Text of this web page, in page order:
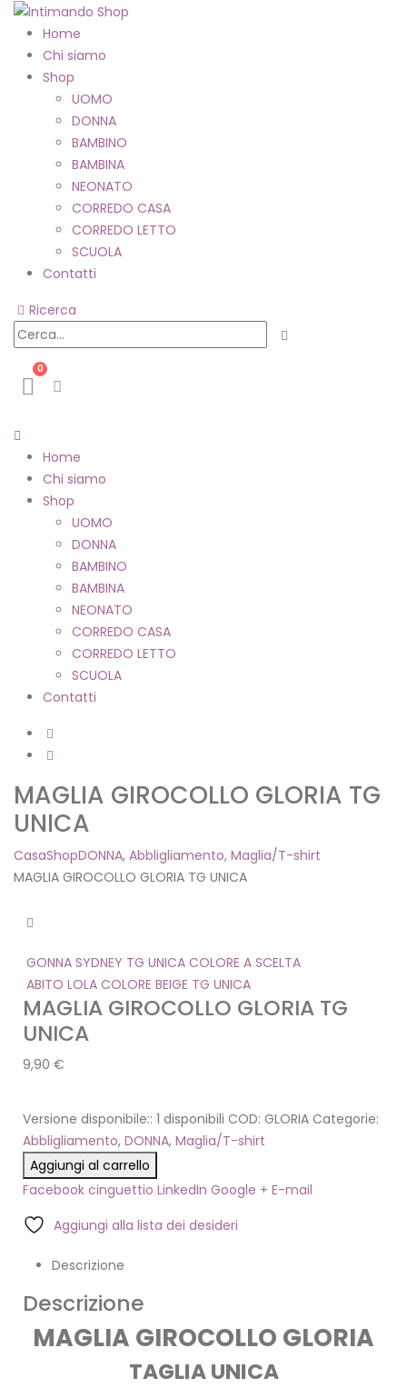
Home
Chi siamo
Shop
UOMO
DONNA
BAMBINO
BAMBINA
NEONATO
CORREDO CASA
CORREDO LETTO
SCUOLA
Contatti
Ricerca
0
Home
Chi siamo
Shop
UOMO
DONNA
BAMBINO
BAMBINA
NEONATO
CORREDO CASA
CORREDO LETTO
SCUOLA
Contatti
MAGLIA GIROCOLLO GLORIA TG
UNICA
CasaShopDONNA, Abbligliamento, Maglia/T-shirt
MAGLIA GIROCOLLO GLORIA TG UNICA
GONNA SYDNEY TG UNICA COLORE A SCELTA
ABITO LOLA COLORE BEIGE TG UNICA
MAGLIA GIROCOLLO GLORIA TG
UNICA
9,90 €
Versione disponibile:: 1 disponibili COD: GLORIA Categorie:
Abbligliamento, DONNA, Maglia/T-shirt
Aggiungi al carrello
Facebook cinguettio LinkedIn Google + E-mail
Aggiungi alla lista dei desideri
Descrizione
Descrizione
MAGLIA GIROCOLLO GLORIA
TAGLIA UNICA